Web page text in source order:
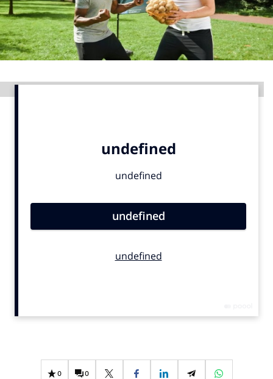
9 sept: GenAI-training
12 nov: MarketingLive!
Adverteren
Events
Opleidingen
Vacatures
Bureaus
0 0